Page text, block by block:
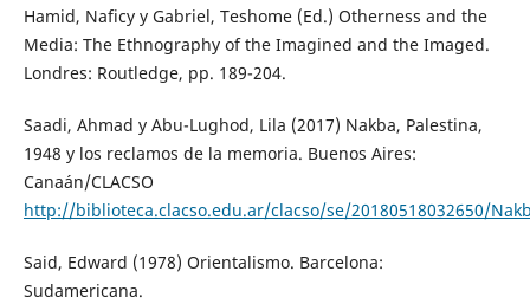
Hamid, Naficy y Gabriel, Teshome (Ed.) Otherness and the
Media: The Ethnography of the Imagined and the Imaged.
Londres: Routledge, pp. 189-204.
Saadi, Ahmad y Abu-Lughod, Lila (2017) Nakba, Palestina,
1948 y los reclamos de la memoria. Buenos Aires:
Canaán/CLACSO
http://biblioteca.clacso.edu.ar/clacso/se/20180518032650/
Said, Edward (1978) Orientalismo. Barcelona:
Sudamericana.